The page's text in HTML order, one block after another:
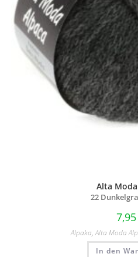
Alta
22
7,95
Alpaka,Alta Moda
In den